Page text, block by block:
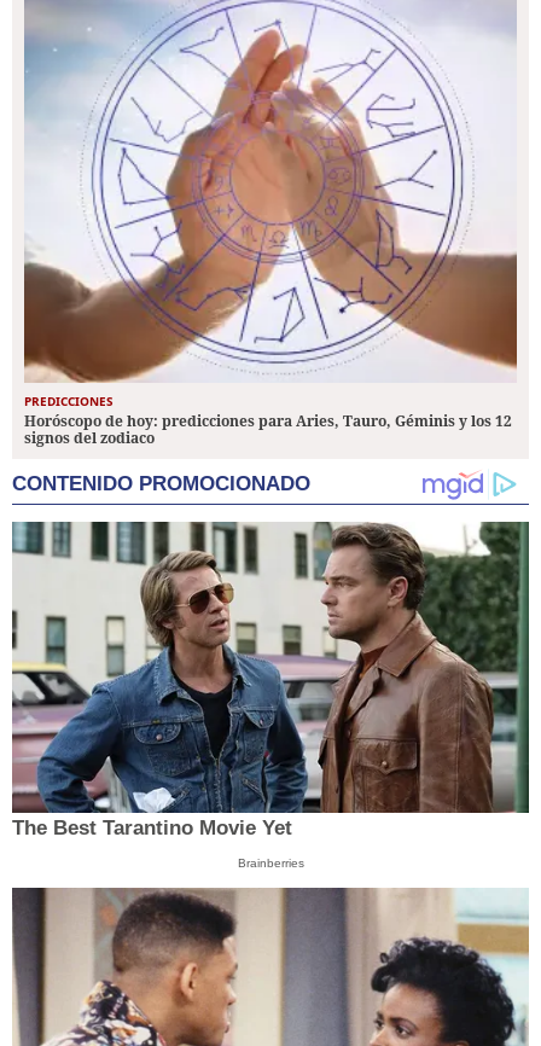
PREDICCIONES
Horóscopo de hoy: predicciones para Aries, Tauro, Géminis y los 12
signos del zodiaco
CONTENIDO PROMOCIONADO
The Best Tarantino Movie Yet
Brainberries